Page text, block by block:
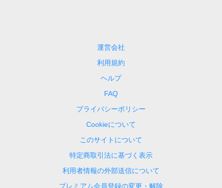
運営会社
利用規約
ヘルプ
FAQ
プライバシーポリシー
Cookieについて
このサイトについて
特定商取引法に基づく表示
利用者情報の外部送信について
プレミアム会員登録の変更・解除